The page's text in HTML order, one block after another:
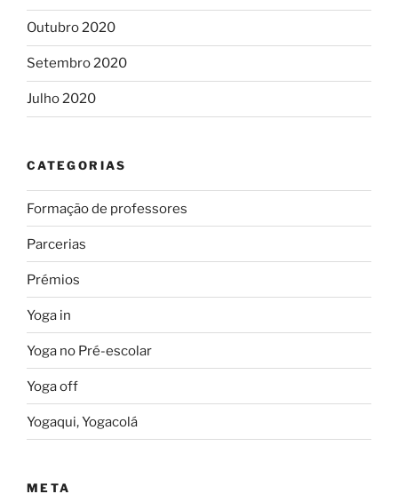
Outubro 2020
Setembro 2020
Julho 2020
CATEGORIAS
Formação de professores
Parcerias
Prémios
Yoga in
Yoga no Pré-escolar
Yoga off
Yogaqui, Yogacolá
META